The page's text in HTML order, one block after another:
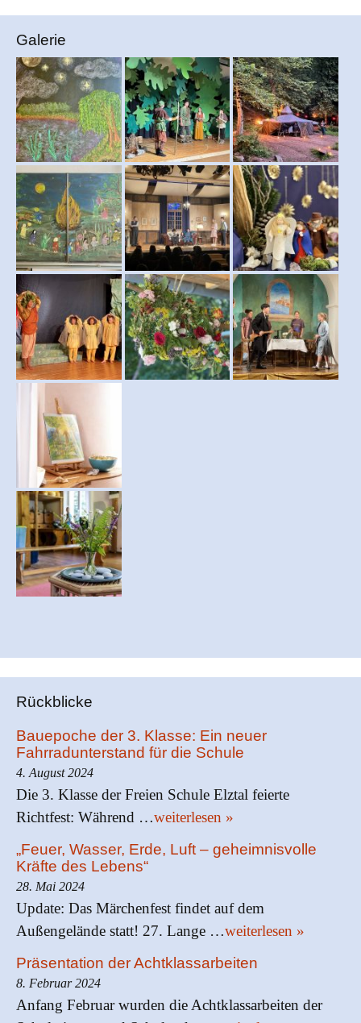
Galerie
Rückblicke
Bauepoche der 3. Klasse: Ein neuer
Fahrradunterstand für die Schule
4. August 2024
Die 3. Klasse der Freien Schule Elztal feierte
Richtfest: Während …weiterlesen »
„Feuer, Wasser, Erde, Luft – geheimnisvolle
Kräfte des Lebens“
28. Mai 2024
Update: Das Märchenfest findet auf dem
Außengelände statt! 27. Lange …weiterlesen »
Präsentation der Achtklassarbeiten
8. Februar 2024
Anfang Februar wurden die Achtklassarbeiten der